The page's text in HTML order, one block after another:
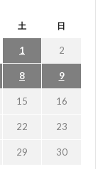
土 日
1 2
8 9
15 16
22 23
29 30